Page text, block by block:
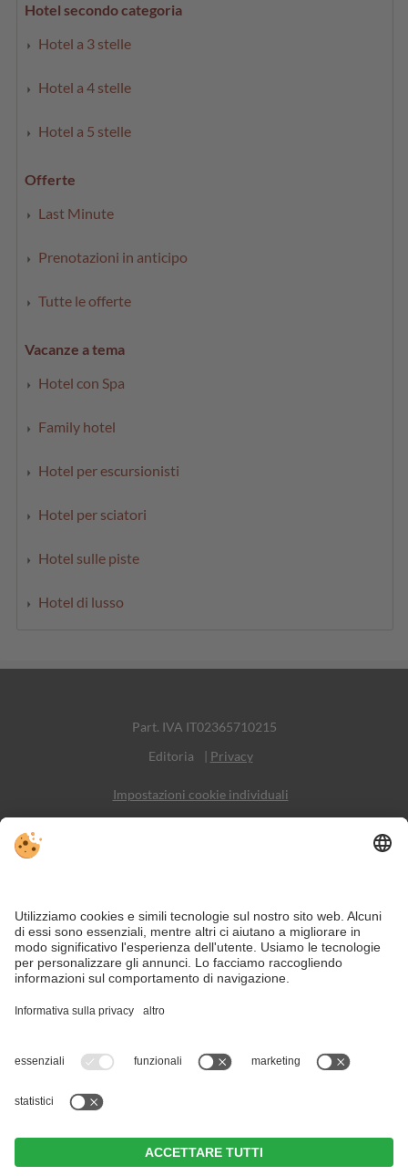
Hotel secondo categoria
Hotel a 3 stelle
Hotel a 4 stelle
Hotel a 5 stelle
Offerte
Last Minute
Prenotazioni in anticipo
Tutte le offerte
Vacanze a tema
Hotel con Spa
Family hotel
Hotel per escursionisti
Hotel per sciatori
Hotel sulle piste
Hotel di lusso
Part. IVA IT02365710215
Editoria
| Privacy
Impostazioni cookie individuali
Social Media
Nonostante il lavoro accurato e il costante aggiornamento dei contenuti,
si possono verificare errori. Non garantiamo la correttezza e la
posto all'organizzatore.
Esperienze benessere senza fine vi aspettano in vacanza in hotel ad